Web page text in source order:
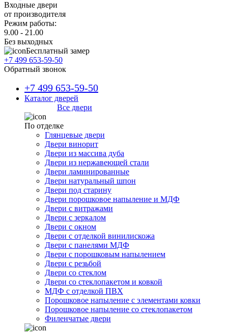
Входные двери
от производителя
Режим работы:
9.00 - 21.00
Без выходных
Бесплатный замер
+7 499 653-59-50
Обратный звонок
+7 499 653-59-50
Каталог дверей
Все двери
По отделке
Глянцевые двери
Двери винорит
Двери из массива дуба
Двери из нержавеющей стали
Двери ламинированные
Двери натуральный шпон
Двери под старину
Двери порошковое напыление и МДФ
Двери с витражами
Двери с зеркалом
Двери с окном
Двери с отделкой винилискожа
Двери с панелями МДФ
Двери с порошковым напылением
Двери с резьбой
Двери со стеклом
Двери со стеклопакетом и ковкой
МДФ с отделкой ПВХ
Порошковое напыление с элементами ковки
Порошковое напыление со стеклопакетом
Филенчатые двери